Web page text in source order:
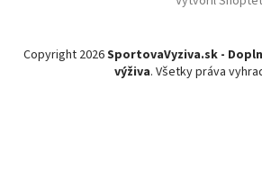
Copyright 2026SportovaVyziva.sk -
výživa. Všetky práva